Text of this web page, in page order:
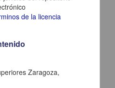
de la licencia
Zaragoza,